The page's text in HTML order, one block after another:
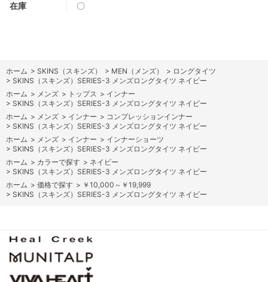
在庫
〇
ホーム > SKINS（スキンズ） > MEN（メンズ） > ロングタイツ
> SKINS（スキンズ）SERIES-3 メンズロングタイツ ネイビー
ホーム > メンズ > トップス > インナー
> SKINS（スキンズ）SERIES-3 メンズロングタイツ ネイビー
ホーム > メンズ > インナー > コンプレッションインナー
> SKINS（スキンズ）SERIES-3 メンズロングタイツ ネイビー
ホーム > メンズ > インナー > インナーショーツ
> SKINS（スキンズ）SERIES-3 メンズロングタイツ ネイビー
ホーム > カラーで探す > ネイビー
> SKINS（スキンズ）SERIES-3 メンズロングタイツ ネイビー
ホーム > 価格で探す > ￥10,000～￥19,999
> SKINS（スキンズ）SERIES-3 メンズロングタイツ ネイビー